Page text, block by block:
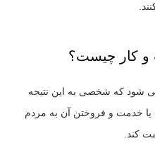
و کار چیست؟
شود که شخصی به این نتیجه
یا خدمت و فروختن آن به مردم
کند.